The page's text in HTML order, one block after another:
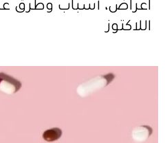
اعراض، أسباب وطرق
اللاكتوز